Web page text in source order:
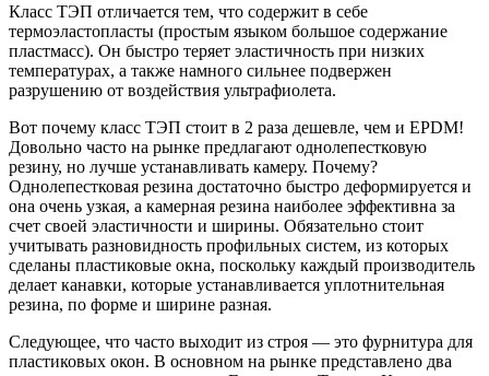
Класс ТЭП отличается тем, что содержит в себе
термоэластопласты (простым языком большое содержание
пластмасс). Он быстро теряет эластичность при низких
температурах, а также намного сильнее подвержен
разрушению от воздействия ультрафиолета.
Вот почему класс ТЭП стоит в 2 раза дешевле, чем и EPDM!
Довольно часто на рынке предлагают однолепестковую
резину, но лучше устанавливать камеру. Почему?
Однолепестковая резина достаточно быстро деформируется и
она очень узкая, а камерная резина наиболее эффективна за
счет своей эластичности и ширины. Обязательно стоит
учитывать разновидность профильных систем, из которых
сделаны пластиковые окна, поскольку каждый производитель
делает канавки, которые устанавливается уплотнительная
резина, по форме и ширине разная.
Следующее, что часто выходит из строя — это фурнитура для
пластиковых окон. В основном на рынке представлено два